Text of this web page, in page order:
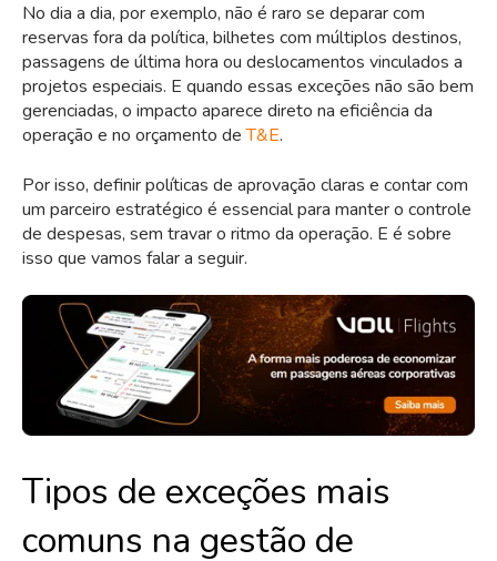
No dia a dia, por exemplo, não é raro se deparar com
reservas fora da política, bilhetes com múltiplos destinos,
passagens de última hora ou deslocamentos vinculados a
projetos especiais. E quando essas exceções não são bem
gerenciadas, o impacto aparece direto na eficiência da
operação e no orçamento deT&E.
Por isso, definir políticas de aprovação claras e contar com
um parceiro estratégico é essencial para manter o controle
de despesas, sem travar o ritmo da operação. E é sobre
isso que vamos falar a seguir.
Tipos de exceções mais
comuns na gestão de